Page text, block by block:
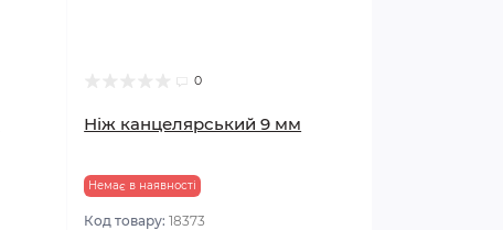
0
Ніж канцелярський 9 мм
Немає в наявності
Код товару:18373